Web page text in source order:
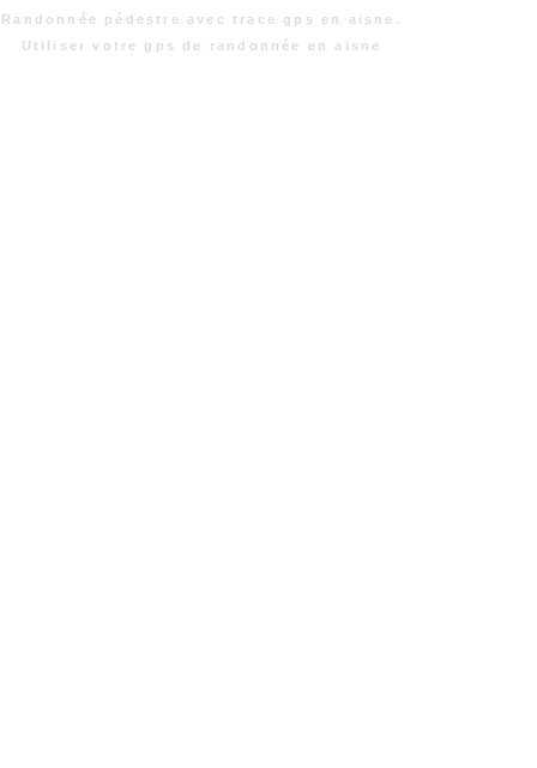
Randonnée pédestre avec trace gps en aisne.
Utiliser votre gps de randonnée en aisne